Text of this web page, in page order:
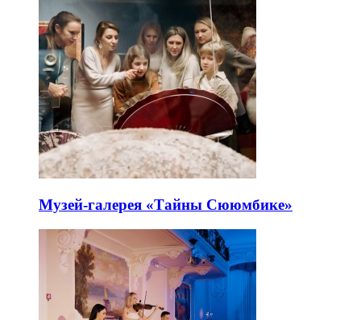
Музей-галерея «Тайны Сююмбике»